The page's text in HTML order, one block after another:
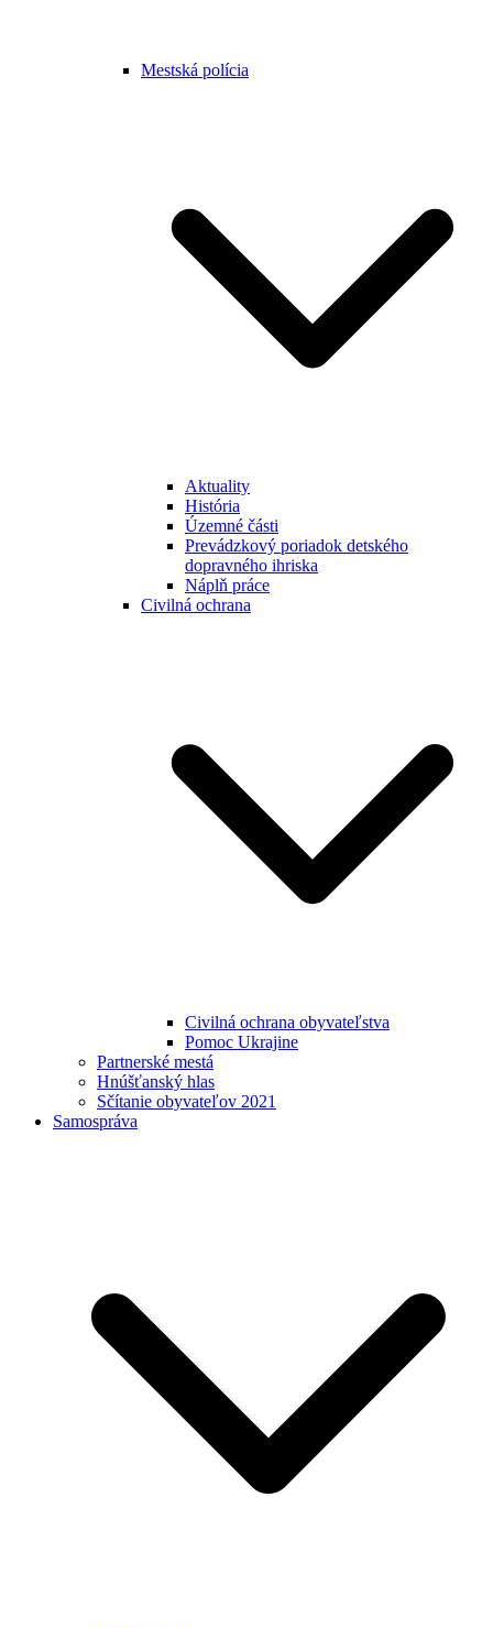
Mestská polícia
Aktuality
História
Územné části
Prevádzkový poriadok detského
dopravného ihriska
Náplň práce
Civilná ochrana
Civilná ochrana obyvateľstva
Pomoc Ukrajine
Partnerské mestá
Hnúšťanský hlas
Sčítanie obyvateľov 2021
Samospráva